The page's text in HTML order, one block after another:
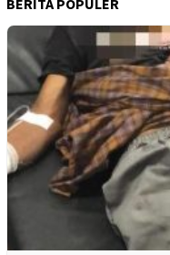
BERITA POPULER